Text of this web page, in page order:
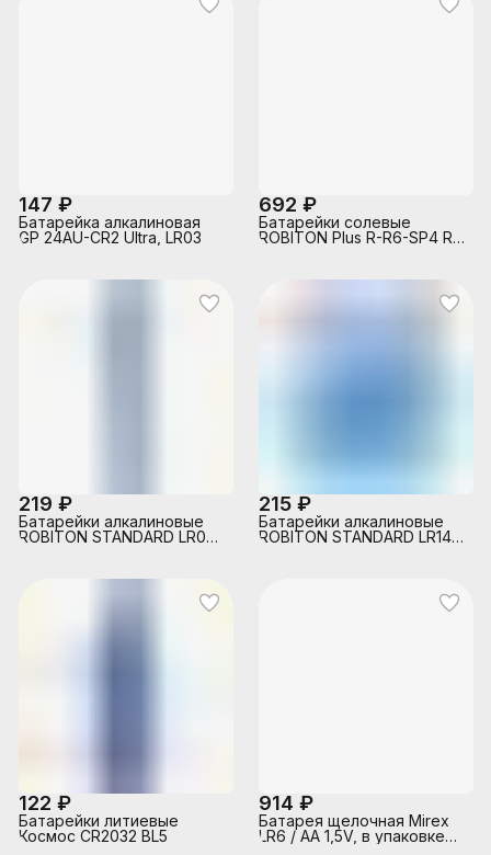
147 ₽
Батарейка алкалиновая
GP 24AU-CR2 Ultra, LR03
692 ₽
Батарейки солевые
ROBITON Plus R-R6-SP4 R6
219 ₽
Батарейки алкалиновые
ROBITON STANDARD LR03
215 ₽
Батарейки алкалиновые
ROBITON STANDARD LR14
122 ₽
Батарейки литиевые
Космос CR2032 BL5
914 ₽
Батарея щелочная Mirex
LR6 / AA 1,5V, в упаковке